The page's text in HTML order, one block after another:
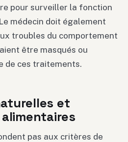
pour surveiller la fonction
médecin doit également
troubles du comportement
être masqués ou
de ces traitements.
et
pas aux critères de